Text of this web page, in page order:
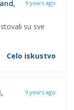
9 years ago
su sve
Celo iskustvo
9 years ago